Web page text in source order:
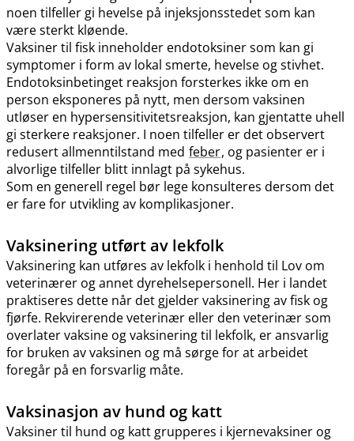
noen tilfeller gi hevelse på injeksjonsstedet som kan
være sterkt kløende.
Vaksiner til fisk inneholder endotoksiner som kan gi
symptomer i form av lokal smerte, hevelse og stivhet.
Endotoksinbetinget reaksjon forsterkes ikke om en
person eksponeres på nytt, men dersom vaksinen
utløser en hypersensitivitetsreaksjon, kan gjentatte uhell
gi sterkere reaksjoner. I noen tilfeller er det observert
redusert allmenntilstand med feber, og pasienter er i
alvorlige tilfeller blitt innlagt på sykehus.
Som en generell regel bør lege konsulteres dersom det
er fare for utvikling av komplikasjoner.
Vaksinering utført av lekfolk
Vaksinering kan utføres av lekfolk i henhold til Lov om
veterinærer og annet dyrehelsepersonell. Her i landet
praktiseres dette når det gjelder vaksinering av fisk og
fjørfe. Rekvirerende veterinær eller den veterinær som
overlater vaksine og vaksinering til lekfolk, er ansvarlig
for bruken av vaksinen og må sørge for at arbeidet
foregår på en forsvarlig måte.
Vaksinasjon av hund og katt
Vaksiner til hund og katt grupperes i kjernevaksiner og